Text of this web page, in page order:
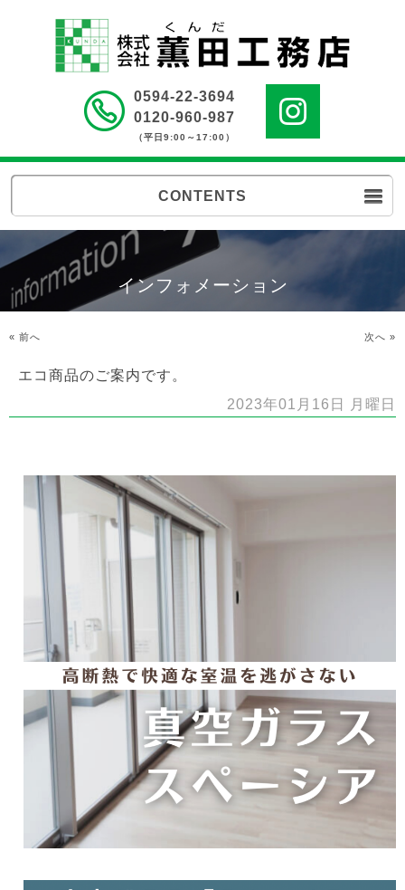
0594-22-3694
0120-960-987
（平日9:00～17:00）
CONTENTS
インフォメーション
« 前へ 次へ »
エコ商品のご案内です。
2023年01月16日 月曜日